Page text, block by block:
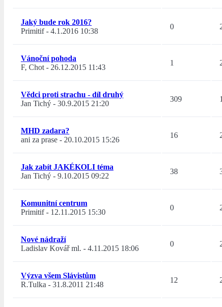
Jaký bude rok 2016?
Primitif- 4.1.2016 10:38
0
Vánoční pohoda
F, Chot- 26.12.2015 11:43
1
Vědci proti strachu - díl druhý
Jan Tichý - 30.9.2015 21:20
309
MHD zadara?
ani za prase - 20.10.2015 15:26
16
Jak zabít JAKÉKOLI téma
Jan Tichý - 9.10.2015 09:22
38
Komunitní centrum
Primitif- 12.11.2015 15:30
0
Nové nádraží
Ladislav Kovář ml. - 4.11.2015 18:06
0
Výzva všem Slávistům
R.Tulka - 31.8.2011 21:48
12